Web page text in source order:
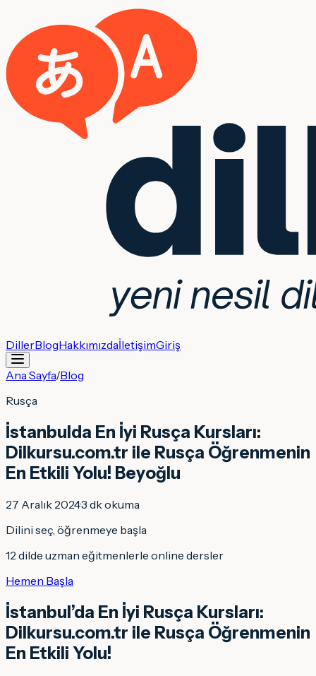
DillerBlogHakkımızdaİletişimGiriş
Ana Sayfa/Blog
Rusça
İstanbulda En İyi Rusça Kursları:
Dilkursu.com.tr ile Rusça Öğrenmenin
En Etkili Yolu! Beyoğlu
27 Aralık 2024·3 dk okuma
Dilini seç, öğrenmeye başla
12 dilde uzman eğitmenlerle online dersler
Hemen Başla
İstanbul’da En İyi Rusça Kursları:
Dilkursu.com.tr ile Rusça Öğrenmenin
En Etkili Yolu!